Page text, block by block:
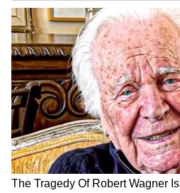
ಜೀವಾವಧಿ ಶಿಕ್ಷೆಗೆ ಇಳಿಸಿತು.
ದಶಕದ ಕಾಲ ಏಕಾಂತ
ಏಕಾಂತ ಬಂಧನವನ್ನು
ಅಮಾನವೀಯ" ಎಂದು ತೀರ್ಪು
ಕ್ಷಮಾದಾನ ಅರ್ಜಿಯನ್ನು
ವಿಳಂಬವೂ ಅವರ ಪರವಾಗಿ
ಫಲವಾಗಿ 37 ವರ್ಷಗಳ ನಂತರ
ಮೇಲೆ ಅವರನ್ನು ಬಿಡುಗಡೆ